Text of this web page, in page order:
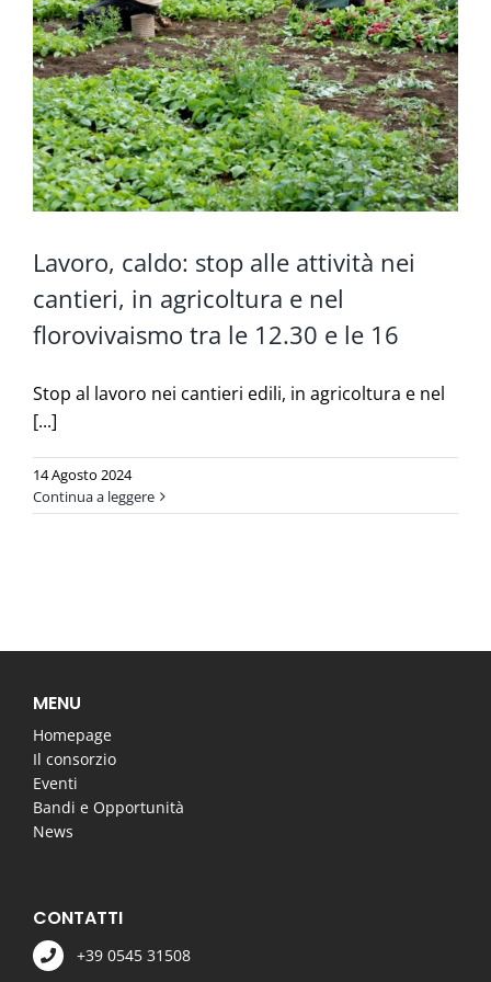
Lavoro, caldo: stop alle attività nei
cantieri, in agricoltura e nel
florovivaismo tra le 12.30 e le 16
Stop al lavoro nei cantieri edili, in agricoltura e nel
[...]
14 Agosto 2024
Continua a leggere
MENU
Homepage
Il consorzio
Eventi
Bandi e Opportunità
News
CONTATTI
+39 0545 31508